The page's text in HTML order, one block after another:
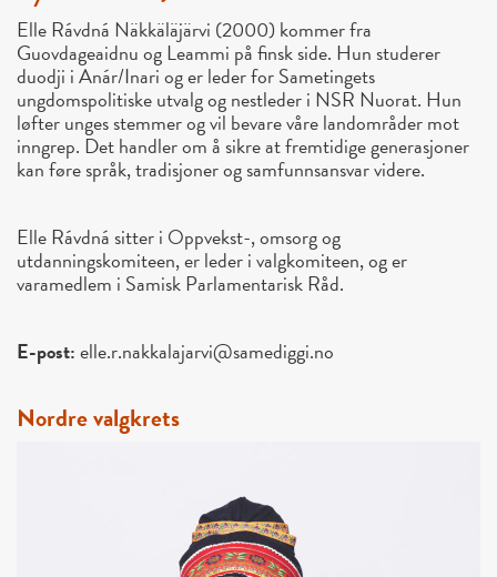
Elle Rávdná Näkkäläjärvi (2000) kommer fra
Guovdageaidnu og Leammi på finsk side. Hun studerer
duodji i Anár/Inari og er leder for Sametingets
ungdomspolitiske utvalg og nestleder i NSR Nuorat. Hun
løfter unges stemmer og vil bevare våre landområder mot
inngrep. Det handler om å sikre at fremtidige generasjoner
kan føre språk, tradisjoner og samfunnsansvar videre.
Elle Rávdná sitter i Oppvekst-, omsorg og
utdanningskomiteen, er leder i valgkomiteen, og er
varamedlem i Samisk Parlamentarisk Råd.
E-post:elle.r.nakkalajarvi@samediggi.no
Nordre valgkrets